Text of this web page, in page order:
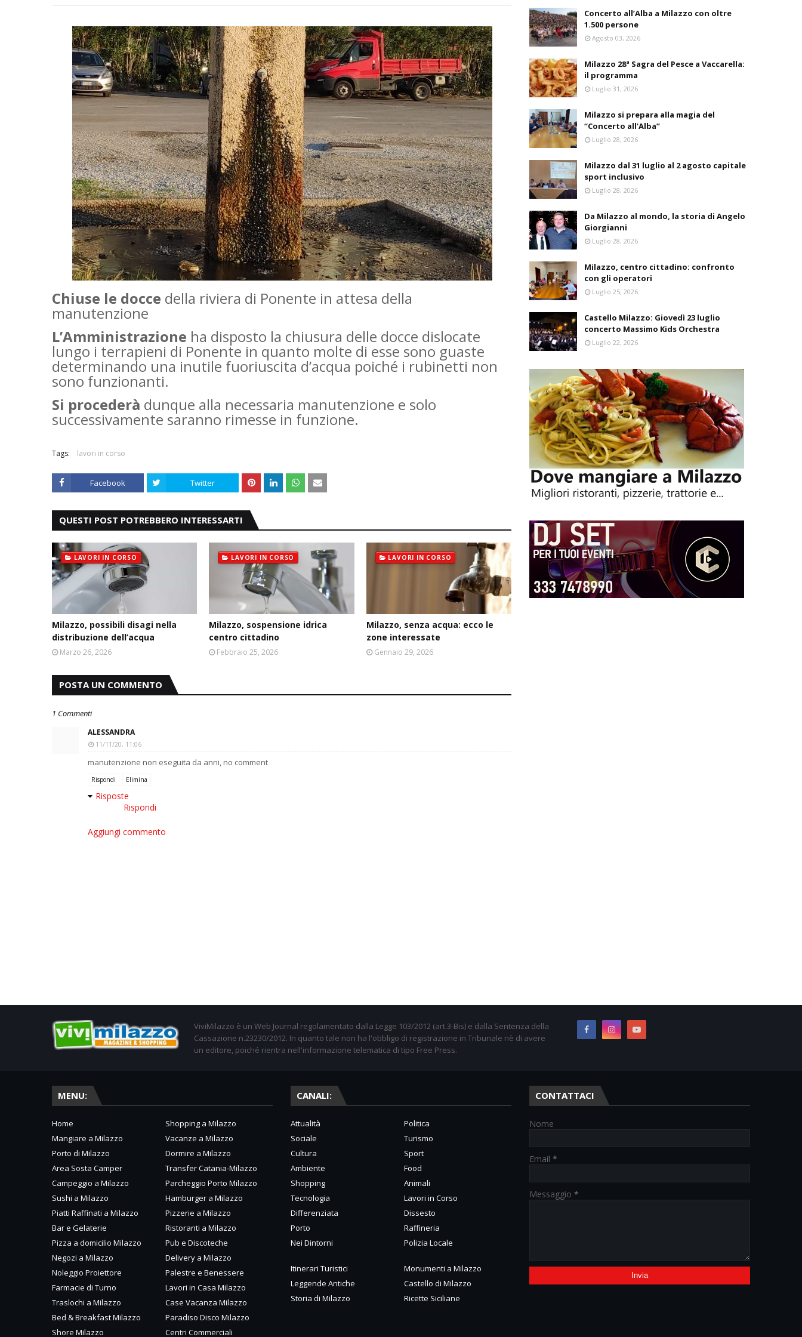
Chiuse le docce della riviera di Ponente in attesa della
manutenzione
L’Amministrazione ha disposto la chiusura delle docce dislocate
lungo i terrapieni di Ponente in quanto molte di esse sono guaste
determinando una inutile fuoriuscita d’acqua poiché i rubinetti non
sono funzionanti.
Si procederà dunque alla necessaria manutenzione e solo
successivamente saranno rimesse in funzione.
Tags: lavori in corso
Facebook Twitter
QUESTI POST POTREBBERO INTERESSARTI
LAVORI IN CORSO
Milazzo, possibili disagi nella
distribuzione dell’acqua
Marzo 26, 2026
LAVORI IN CORSO
Milazzo, sospensione idrica
centro cittadino
Febbraio 25, 2026
LAVORI IN CORSO
Milazzo, senza acqua: ecco le
zone interessate
Gennaio 29, 2026
POSTA UN COMMENTO
1 Commenti
ALESSANDRA
11/11/20, 11:06
manutenzione non eseguita da anni, no comment
Rispondi Elimina
Risposte
Rispondi
Aggiungi commento
Concerto all’Alba a Milazzo con oltre
1.500 persone
Agosto 03, 2026
Milazzo 28ª Sagra del Pesce a Vaccarella:
il programma
Luglio 31, 2026
Milazzo si prepara alla magia del
“Concerto all’Alba”
Luglio 28, 2026
Milazzo dal 31 luglio al 2 agosto capitale
sport inclusivo
Luglio 28, 2026
Da Milazzo al mondo, la storia di Angelo
Giorgianni
Luglio 28, 2026
Milazzo, centro cittadino: confronto
con gli operatori
Luglio 25, 2026
Castello Milazzo: Giovedì 23 luglio
concerto Massimo Kids Orchestra
Luglio 22, 2026
ViviMilazzo è un Web Journal regolamentato dalla Legge 103/2012 (art.3-Bis) e dalla Sentenza della
Cassazione n.23230/2012. In quanto tale non ha l'obbligo di registrazione in Tribunale nè di avere
un editore, poiché rientra nell'informazione telematica di tipo Free Press.
MENU:
Home
Shopping a Milazzo
Mangiare a Milazzo
Vacanze a Milazzo
Porto di Milazzo
Dormire a Milazzo
Area Sosta Camper
Transfer Catania-Milazzo
Campeggio a Milazzo
Parcheggio Porto Milazzo
Sushi a Milazzo
Hamburger a Milazzo
Piatti Raffinati a Milazzo
Pizzerie a Milazzo
Bar e Gelaterie
Ristoranti a Milazzo
Pizza a domicilio Milazzo
Pub e Discoteche
Negozi a Milazzo
Delivery a Milazzo
Noleggio Proiettore
Palestre e Benessere
Farmacie di Turno
Lavori in Casa Milazzo
Traslochi a Milazzo
Case Vacanza Milazzo
Bed & Breakfast Milazzo
Paradiso Disco Milazzo
Shore Milazzo
Centri Commerciali
CANALI:
Attualità
Politica
Sociale
Turismo
Cultura
Sport
Ambiente
Food
Shopping
Animali
Tecnologia
Lavori in Corso
Differenziata
Dissesto
Porto
Raffineria
Nei Dintorni
Polizia Locale
Itinerari Turistici
Monumenti a Milazzo
Leggende Antiche
Castello di Milazzo
Storia di Milazzo
Ricette Siciliane
CONTATTACI
Nome
Email *
Messaggio *